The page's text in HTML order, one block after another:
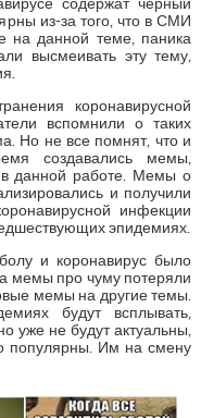
из-за того, что в СМИ
на данной теме, паника
высмеивать эту тему,
коронавирусной
вспомнили о таких
Но не все помнят, что и
создавались мемы,
в данной работе. Мемы о
и получили
инфекции
эпидемиях.
и коронавирус было
мемы про чуму потеряли
мемы на другие темы.
будут всплывать,
уже не будут актуальны,
популярны. Им на смену